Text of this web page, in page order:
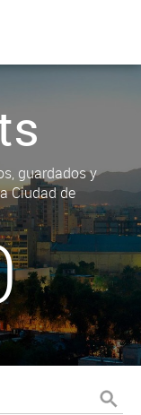
guardados y
Ciudad de